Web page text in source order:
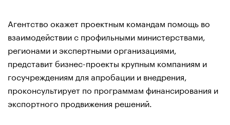
Агентство окажет проектным командам помощь во
взаимодействии с профильными министерствами,
регионами и экспертными организациями,
представит бизнес-проекты крупным компаниям и
госучреждениям для апробации и внедрения,
проконсультирует по программам финансирования и
экспортного продвижения решений.